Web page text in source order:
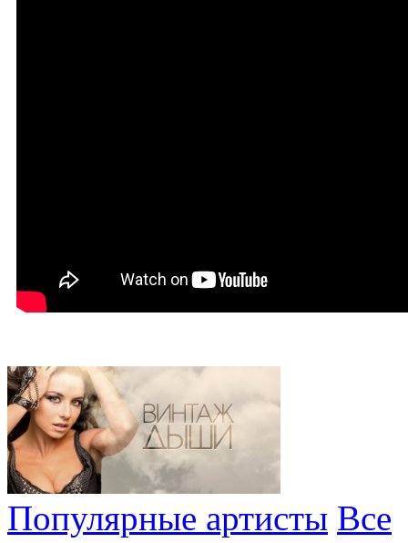
Популярные артисты Все